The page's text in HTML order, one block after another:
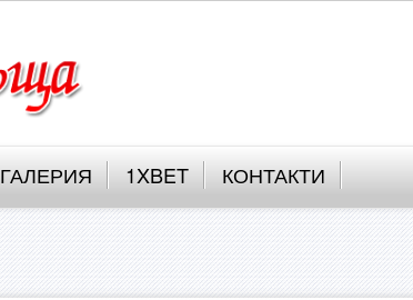
ГАЛЕРИЯ 1XBET КОНТАКТИ